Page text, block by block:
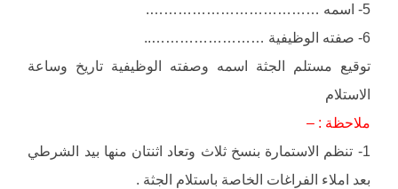
5- اسمه ……………………………….
6- صفته الوظيفية ……………………..
توقيع مستلم الجثة اسمه وصفته الوظيفية تاريخ وساعة
الاستلام
ملاحظة : –
1- تنظم الاستمارة بنسخ ثلاث وتعاد اثنتان منها بيد الشرطي
بعد املاء الفراغات الخاصة باستلام الجثة .